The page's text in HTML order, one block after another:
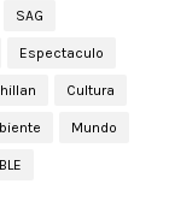
SAG
Espectaculo
Cultura
Mundo